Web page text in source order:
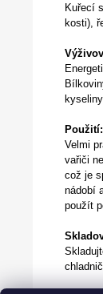
Kuřecí
kosti),
Použití:
Velmi
vařiči
což je
nádobí
použít